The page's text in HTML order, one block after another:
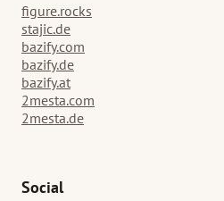
figure.rocks
stajic.de
bazify.com
bazify.de
bazify.at
2mesta.com
2mesta.de
Social